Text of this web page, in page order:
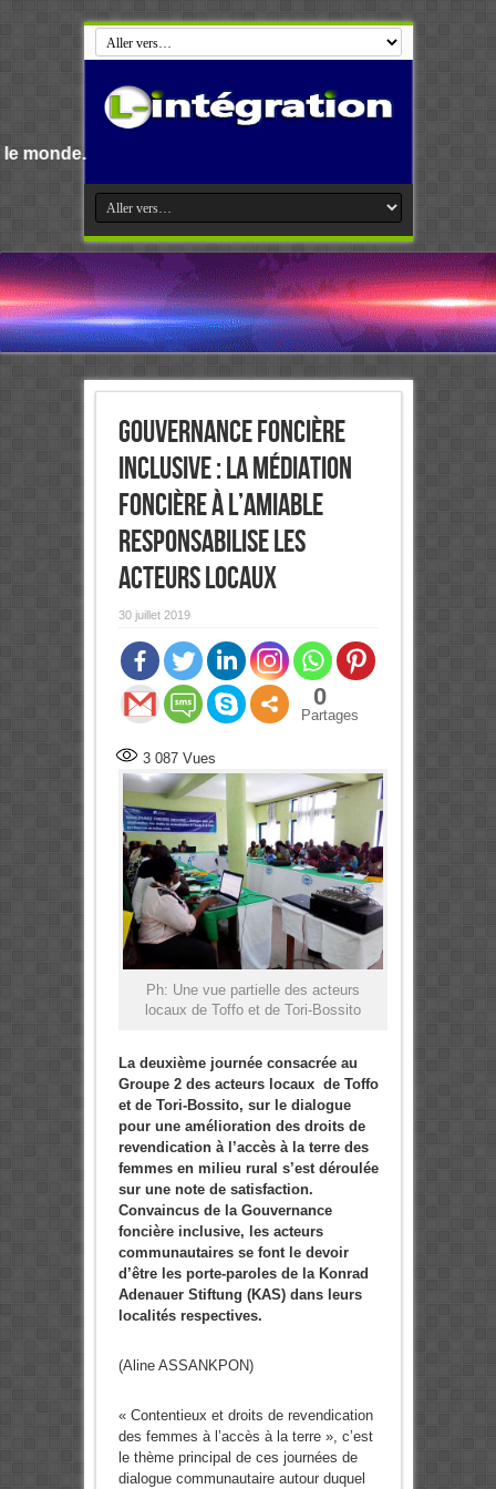
Gouvernance foncière
inclusive : La médiation
foncière à l’amiable
responsabilise les
acteurs locaux
30 juillet 2019
0
Partages
3 087Vues
Ph: Une vue partielle des acteurs
locaux de Toffo et de Tori-Bossito
La deuxième journée consacrée au
Groupe 2 des acteurs locaux de Toffo
et de Tori-Bossito, sur le dialogue
pour une amélioration des droits de
revendication à l’accès à la terre des
femmes en milieu rural s’est déroulée
sur une note de satisfaction.
Convaincus de la Gouvernance
foncière inclusive, les acteurs
communautaires se font le devoir
d’être les porte-paroles de la Konrad
Adenauer Stiftung (KAS) dans leurs
localités respectives.
(Aline ASSANKPON)
« Contentieux et droits de revendication
des femmes à l’accès à la terre », c’est
le thème principal de ces journées de
dialogue communautaire autour duquel